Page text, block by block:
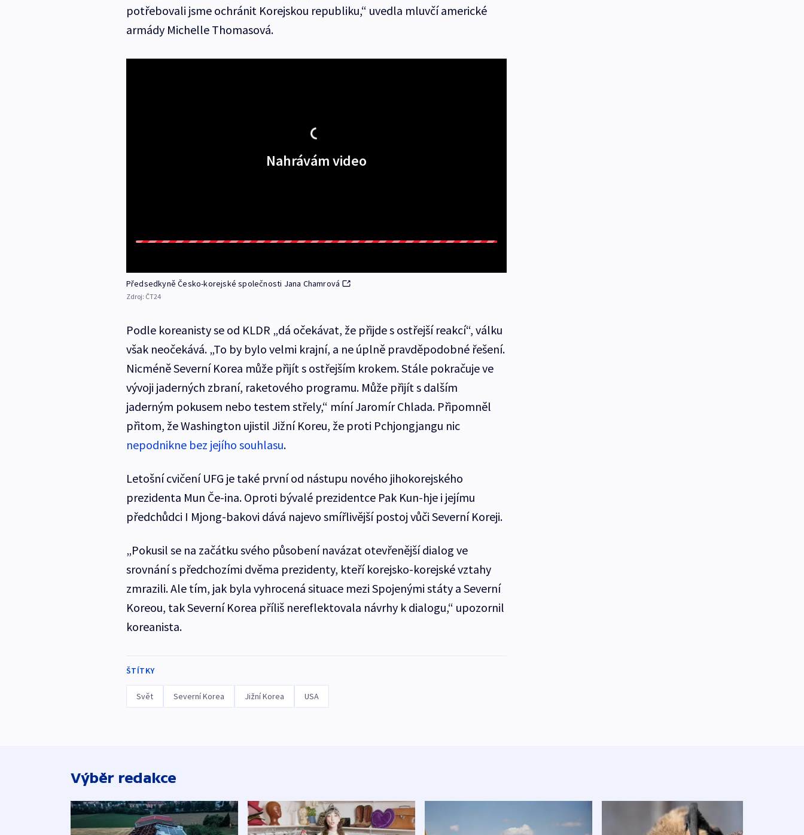
potřebovali jsme ochránit Korejskou republiku,“ uvedla mluvčí americké
armády Michelle Thomasová.
Nahrávám video
Předsedkyně Česko-korejské společnosti Jana Chamrová
Zdroj: ČT24
Podle koreanisty se od KLDR „dá očekávat, že přijde s ostřejší reakcí“, válku
však neočekává. „To by bylo velmi krajní, a ne úplně pravděpodobné řešení.
Nicméně Severní Korea může přijít s ostřejším krokem. Stále pokračuje ve
vývoji jaderných zbraní, raketového programu. Může přijít s dalším
jaderným pokusem nebo testem střely,“ míní Jaromír Chlada. Připomněl
přitom, že Washington ujistil Jižní Koreu, že proti Pchjongjangu nic
nepodnikne bez jejího souhlasu.
Letošní cvičení UFG je také první od nástupu nového jihokorejského
prezidenta Mun Če-ina. Oproti bývalé prezidentce Pak Kun-hje i jejímu
předchůdci I Mjong-bakovi dává najevo smířlivější postoj vůči Severní Koreji.
„Pokusil se na začátku svého působení navázat otevřenější dialog ve
srovnání s předchozími dvěma prezidenty, kteří korejsko-korejské vztahy
zmrazili. Ale tím, jak byla vyhrocená situace mezi Spojenými státy a Severní
Koreou, tak Severní Korea příliš nereflektovala návrhy k dialogu,“ upozornil
koreanista.
ŠTÍTKY
Svět Severní Korea Jižní Korea USA
Výběr redakce